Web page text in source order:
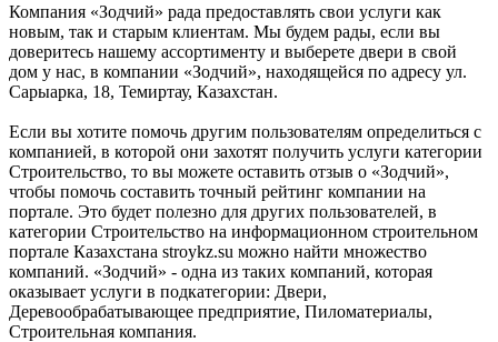
Компания «Зодчий» рада предоставлять свои услуги как
новым, так и старым клиентам. Мы будем рады, если вы
доверитесь нашему ассортименту и выберете двери в свой
дом у нас, в компании «Зодчий», находящейся по адресу ул.
Сарыарка, 18, Темиртау, Казахстан.
Если вы хотите помочь другим пользователям определиться с
компанией, в которой они захотят получить услуги категории
Строительство, то вы можете оставить отзыв о «Зодчий»,
чтобы помочь составить точный рейтинг компании на
портале. Это будет полезно для других пользователей, в
категории Строительство на информационном строительном
портале Казахстана stroykz.su можно найти множество
компаний. «Зодчий» - одна из таких компаний, которая
оказывает услуги в подкатегории: Двери,
Деревообрабатывающее предприятие, Пиломатериалы,
Строительная компания.